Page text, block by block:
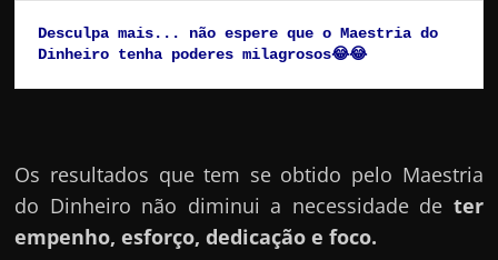
Desculpa mais... não espere que o Maestria do
Dinheiro tenha poderes milagrosos😂😂
Os resultados que tem se obtido pelo Maestria
do Dinheiro não diminui a necessidade de ter
empenho, esforço, dedicação e foco.